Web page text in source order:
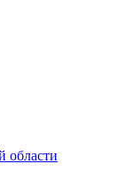
области